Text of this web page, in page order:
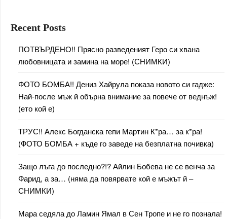
Recent Posts
ПОТВЪРДЕНО!! Прясно разведеният Геро си хвана
любовницата и замина на море! (СНИМКИ)
ФОТО БОМБА!! Дениз Хайрула показа новото си гадже:
Най-после мъж й обърна внимание за повече от веднъж!
(ето кой е)
ТРУС!! Алекс Богданска гепи Мартин К*ра… за к*ра!
(ФОТО БОМБА + къде го заведе на безплатна почивка)
Защо лъга до последно?!? Айлин Бобева не се венча за
Фарид, а за… (няма да повярвате кой е мъжът й –
СНИМКИ)
Мара седяла до Ламин Ямал в Сен Тропе и не го познала!